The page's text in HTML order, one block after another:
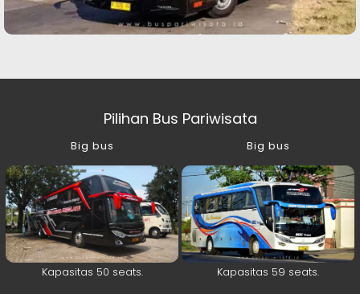
Pilihan Bus Pariwisata
Big bus
Kapasitas 50 seats.
Big bus
Kapasitas 59 seats.